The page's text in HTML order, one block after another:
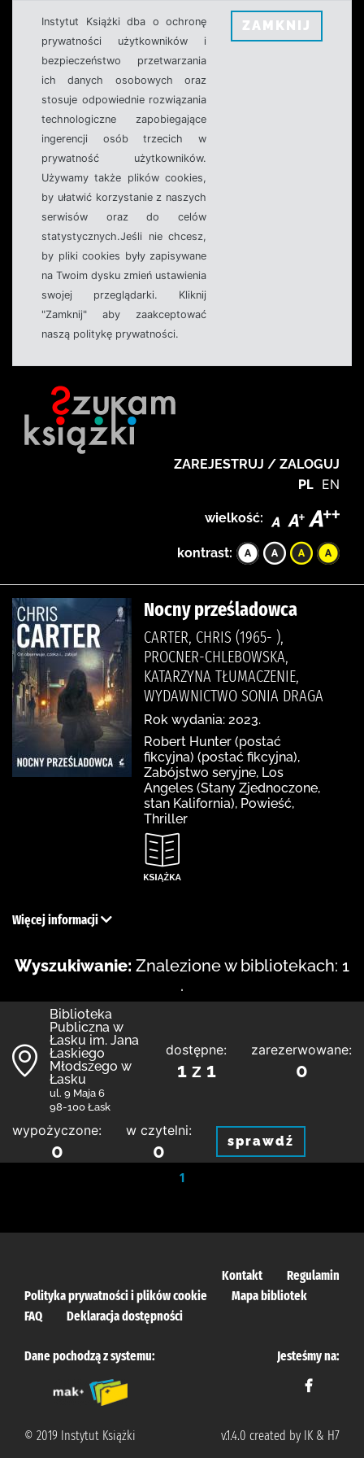
Instytut Książki dba o ochronę
prywatności użytkowników i
bezpieczeństwo przetwarzania
ich danych osobowych oraz
stosuje odpowiednie rozwiązania
technologiczne zapobiegające
ingerencji osób trzecich w
prywatność użytkowników.
Używamy także plików cookies,
by ułatwić korzystanie z naszych
serwisów oraz do celów
statystycznych.Jeśli nie chcesz,
by pliki cookies były zapisywane
na Twoim dysku zmień ustawienia
swojej przeglądarki. Kliknij
"Zamknij" aby zaakceptować
naszą politykę prywatności.
ZAMKNIJ
ZAREJESTRUJ / ZALOGUJ
PL EN
wielkość:
kontrast:
Nocny prześladowca
CARTER, CHRIS (1965- ),
PROCNER-CHLEBOWSKA,
KATARZYNA TŁUMACZENIE,
WYDAWNICTWO SONIA DRAGA
Rok wydania: 2023.
Robert Hunter (postać
fikcyjna) (postać fikcyjna),
Zabójstwo seryjne, Los
Angeles (Stany Zjednoczone,
stan Kalifornia), Powieść,
Thriller
Więcej informacji
Wyszukiwanie: Znalezione w bibliotekach: 1
.
Biblioteka
Publiczna w
Łasku im. Jana
Łaskiego
Młodszego w
Łasku
ul. 9 Maja 6
98-100 Łask
dostępne:
1 z 1
zarezerwowane:
0
wypożyczone:
0
w czytelni:
0 sprawdź
1
Kontakt
Regulamin
Polityka prywatności i plików cookie
Mapa bibliotek
FAQ
Deklaracja dostępności
Dane pochodzą z systemu: Jesteśmy na:
© 2019 Instytut Książki v.1.4.0 created by IK & H7